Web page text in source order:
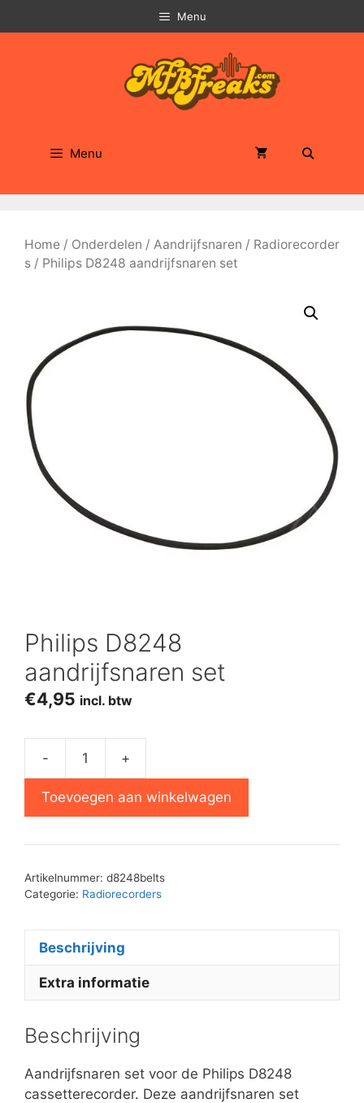
naar
Menu
Menu
Home / Onderdelen / Aandrijfsnaren / Radiorecorder
s / Philips D8248 aandrijfsnaren set
Philips D8248
aandrijfsnaren set
€4,95 incl. btw
-
aandrijfsnaren
aantal
+
Toevoegen aan winkelwagen
Artikelnummer: d8248belts
Categorie: Radiorecorders
Beschrijving
Extra informatie
Beschrijving
Aandrijfsnaren set voor de Philips D8248
cassetterecorder. Deze aandrijfsnaren set